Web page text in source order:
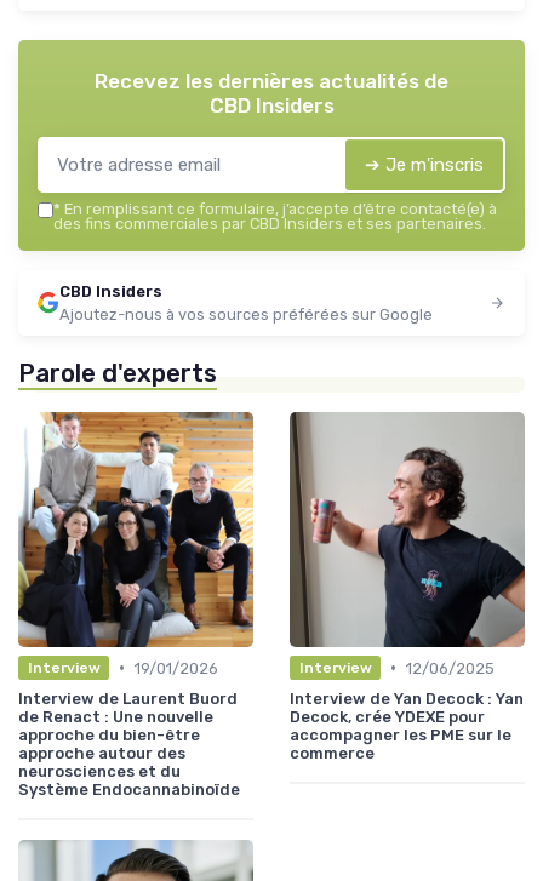
Recevez les dernières actualités de
CBD Insiders
➔ Je m'inscris
* En remplissant ce formulaire, j’accepte d’être contacté(e) à
des fins commerciales par CBD Insiders et ses partenaires.
CBD Insiders
Ajoutez-nous à vos sources préférées sur Google
Parole d'experts
Interview • 19/01/2026
Interview de Laurent Buord
de Renact : Une nouvelle
approche du bien-être
approche autour des
neurosciences et du
Système Endocannabinoïde
Interview • 12/06/2025
Interview de Yan Decock : Yan
Decock, crée YDEXE pour
accompagner les PME sur le
commerce